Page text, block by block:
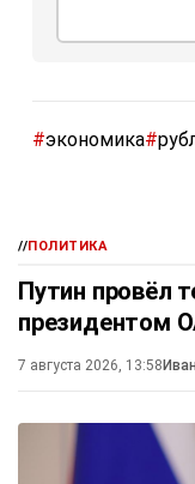
#экономика#
//ПОЛИТИКА
Путин провёл
президентом
7 августа 2026, 13:58